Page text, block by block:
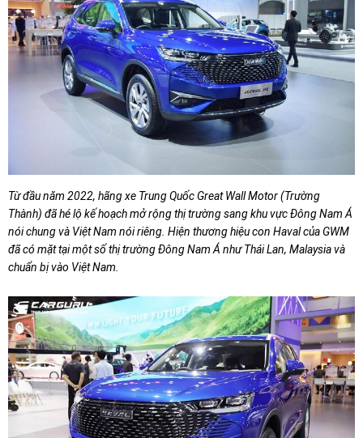
Từ đầu năm 2022, hãng xe Trung Quốc Great Wall Motor (Trường
Thành) đã hé lộ kế hoạch mở rộng thị trường sang khu vực Đông Nam Á
nói chung và Việt Nam nói riêng. Hiện thương hiệu con Haval của GWM
đã có mặt tại một số thị trường Đông Nam Á như Thái Lan, Malaysia và
chuẩn bị vào Việt Nam.